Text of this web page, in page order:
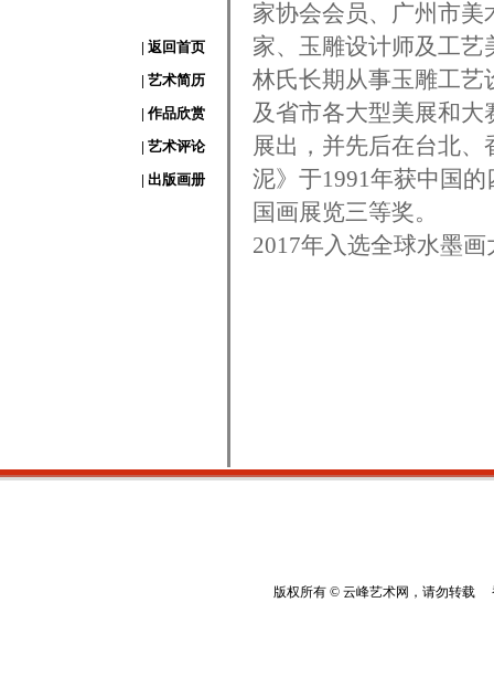
| 返回首页
| 艺术简历
| 作品欣赏
| 艺术评论
| 出版画册
家协会会员、广州市
家、玉雕设计师及工艺
林氏长期从事玉雕工艺
及省市各大型美展和
展出，并先后在台北
泥》于1991年获中国
国画展览三等奖。
2017年入选全球水墨
版权所有 © 云峰艺术网，请勿转载